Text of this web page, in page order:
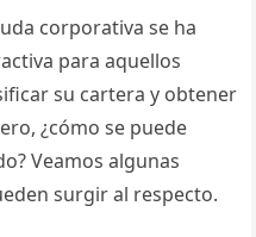
corporativa se ha
para aquellos
su cartera y obtener
¿cómo se puede
Veamos algunas
surgir al respecto.